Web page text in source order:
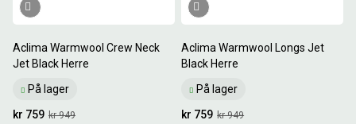
Aclima Warmwool Crew Neck
Jet Black Herre
På lager
kr 949
kr 759
Aclima Warmwool Longs Jet
Black Herre
På lager
kr 949
kr 759